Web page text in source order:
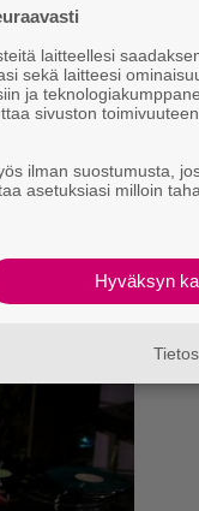
laitteellesi
sekä laitteesi
ja
sivuston
ilman suostumusta,
asetuksiasi milloin
Hyväksyn